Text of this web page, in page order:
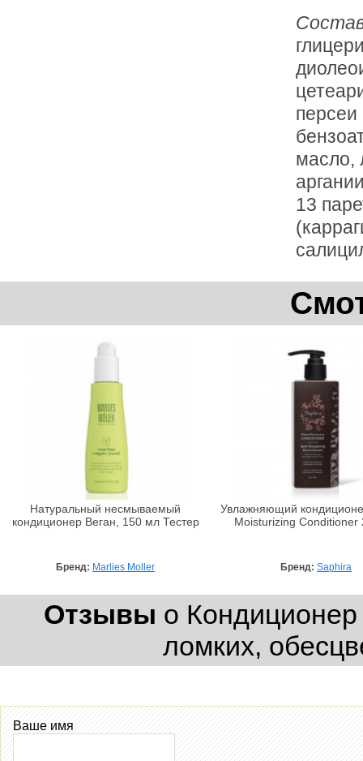
персеи
масло,
13
Натуральный несмываемый
кондиционер Веган, 150 мл Тестер
Бренд: Marlies Moller
Увлажняющий
Moisturizing Conditioner
Бренд: Saphira
Отзывы о Кондиционер
ломких,
Ваше имя